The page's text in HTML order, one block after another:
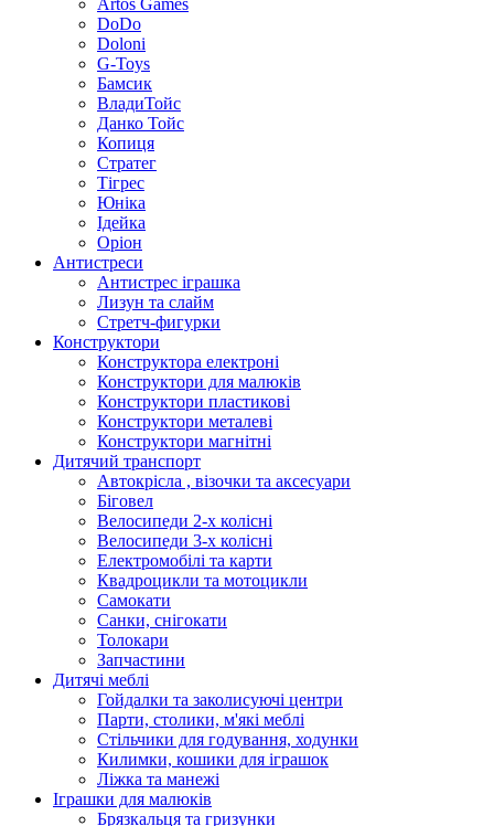
Artos Games
DoDo
Doloni
G-Toys
Бамсик
ВладиТойс
Данко Тойс
Копиця
Стратег
Тігрес
Юніка
Ідейка
Оріон
Антистреси
Антистрес іграшка
Лизун та слайм
Стретч-фигурки
Конструктори
Конструктора електроні
Конструктори для малюків
Конструктори пластикові
Конструктори металеві
Конструктори магнітні
Дитячий транспорт
Автокрісла , візочки та аксесуари
Біговел
Велосипеди 2-х колісні
Велосипеди 3-х колісні
Електромобілі та карти
Квадроцикли та мотоцикли
Самокати
Санки, снігокати
Толокари
Запчастини
Дитячі меблі
Гойдалки та заколисуючі центри
Парти, столики, м'які меблі
Стільчики для годування, ходунки
Килимки, кошики для іграшок
Ліжка та манежі
Іграшки для малюків
Брязкальця та гризунки